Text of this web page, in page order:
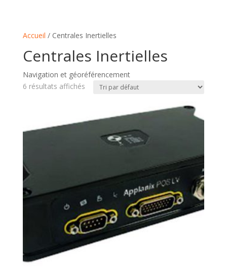
Accueil / Centrales Inertielles
Centrales Inertielles
Navigation et géoréférencement
6 résultats affichés